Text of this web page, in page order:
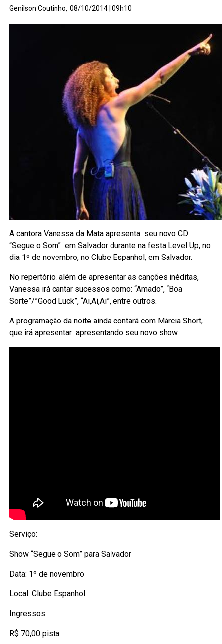
Genilson Coutinho, 08/10/2014 | 09h10
A cantora Vanessa da Mata apresenta seu novo CD
“Segue o Som” em Salvador durante na festa Level Up, no
dia 1º de novembro, no Clube Espanhol, em Salvador.
No repertório, além de apresentar as canções inéditas,
Vanessa irá cantar sucessos como: “Amado”, “Boa
Sorte”/”Good Luck”, “Ai,Ai,Ai”, entre outros.
A programação da noite ainda contará com Márcia Short,
que irá apresentar apresentando seu novo show.
Serviço:
Show “Segue o Som” para Salvador
Data: 1º de novembro
Local: Clube Espanhol
Ingressos:
R$ 70,00 pista